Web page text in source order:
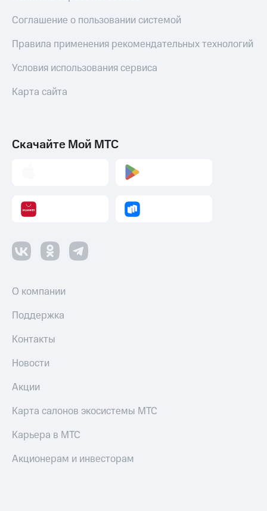
Соглашение о пользовании системой
Правила применения рекомендательных технологий
Условия использования сервиса
Карта сайта
Скачайте Мой МТС
О компании
Поддержка
Контакты
Новости
Акции
Карта салонов экосистемы МТС
Карьера в МТС
Акционерам и инвесторам